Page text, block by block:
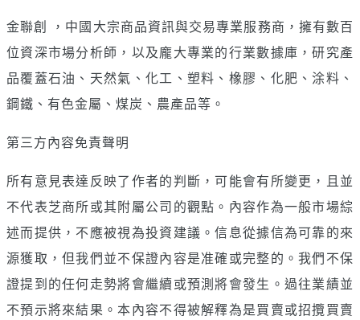
金聯創 ，中國大宗商品資訊與交易專業服務商，擁有數百
位資深市場分析師，以及龐大專業的行業數據庫，研究產
品覆蓋石油、天然氣、化工、塑料、橡膠、化肥、涂料、
鋼鐵、有色金屬、煤炭、農產品等。
第三方內容免責聲明
所有意見表達反映了作者的判斷，可能會有所變更，且並
不代表芝商所或其附屬公司的觀點。內容作為一般市場綜
述而提供，不應被視為投資建議。信息從據信為可靠的來
源獲取，但我們並不保證內容是准確或完整的。我們不保
證提到的任何走勢將會繼續或預測將會發生。過往業績並
不預示將來結果。本內容不得被解釋為是買賣或招攬買賣